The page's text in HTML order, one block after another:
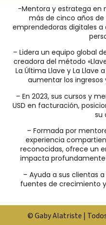
-Mentora y estratega en
más de cinco años
emprendedoras digitales
– Lidera un equipo global
creadora del método
La Última Llave y La
aumentar los ingresos
– En 2023, sus cursos y
USD en facturación,
su
– Formada por
experiencia
reconocidas, ofrece un
impacta profundamente
– Ayuda a sus clientas
fuentes de crecimiento
© Gaby Alatriste |